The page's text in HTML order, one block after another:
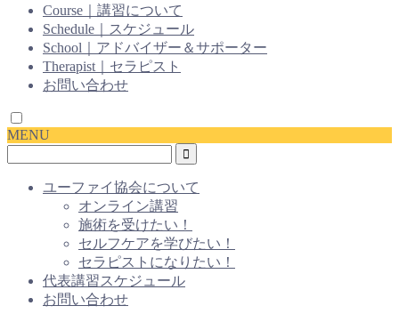
Course｜講習について
Schedule｜スケジュール
School｜アドバイザー＆サポーター
Therapist｜セラピスト
お問い合わせ
MENU
ユーファイ協会について
オンライン講習
施術を受けたい！
セルフケアを学びたい！
セラピストになりたい！
代表講習スケジュール
お問い合わせ